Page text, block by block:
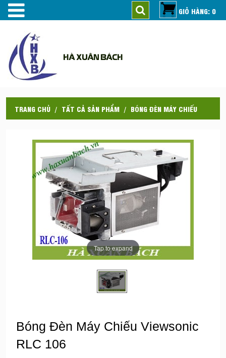
HÀ XUÂN BÁCH
TRANG CHỦ TẤT CẢ SẢN PHẨM BÓNG ĐÈN MÁY CHIẾU
Tap to expand
Bóng Đèn Máy Chiếu Viewsonic
RLC 106
GIỎ HÀNG: 0